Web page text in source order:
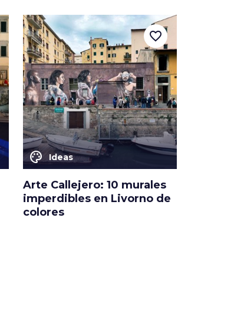
color_lens Ideas
Arte Callejero: 10 murales
imperdibles en Livorno de
colores
favorite_border